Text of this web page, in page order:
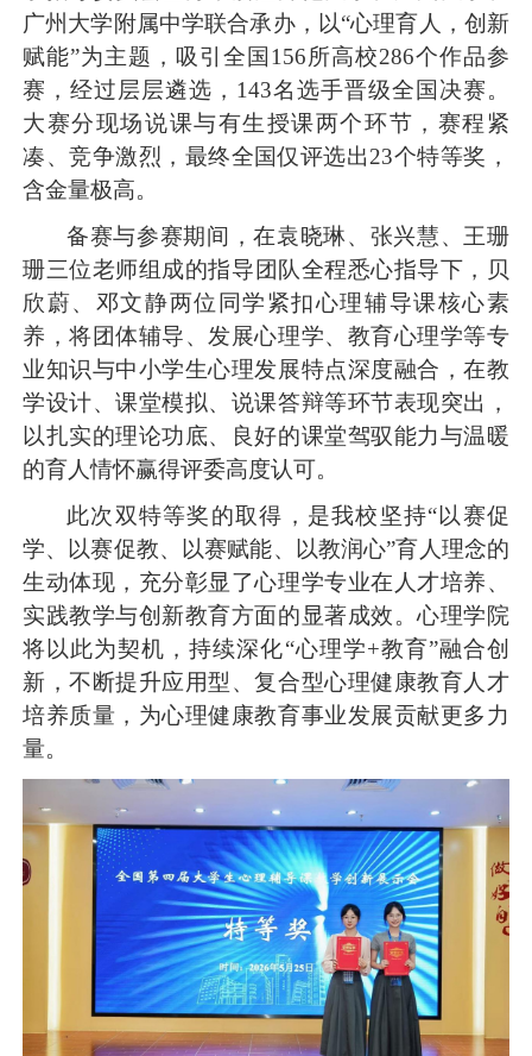
广州大学附属中学联合承办，以“心理育人，创新
赋能”为主题，吸引全国 156所高校286个作品参
赛，经过层层遴选， 143名选手晋级全国决赛。
大赛分现场说课与有生授课两个环节，赛程紧
凑、竞争激烈，最终全国仅评选出23个特等奖，
含金量极高。
备赛与参赛期间，在袁晓琳、张兴慧、王珊
珊三位老师组成的指导团队全程悉心指导下，贝
欣蔚、邓文静两位同学紧扣心理辅导课核心素
养，将团体辅导、发展心理学、教育心理学等专
业知识与中小学生心理发展特点深度融合，在教
学设计、课堂模拟、说课答辩等环节表现突出，
以扎实的理论功底、良好的课堂驾驭能力与温暖
的育人情怀赢得评委高度认可。
此次双特等奖的取得，是我校坚持“以赛促
学、以赛促教、以赛赋能、以教润心”育人理念的
生动体现，充分彰显了心理学专业在人才培养、
实践教学与创新教育方面的显著成效。心理学院
将以此为契机 ，持续深化“心理学+教育”融合创
新，不断提升应用型、复合型心理健康教育人才
培养质量，为心理健康教育事业发展贡献更多力
量。